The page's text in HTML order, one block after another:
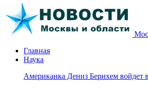
Главная
Наука
Американка Дениз Бернхем войдет